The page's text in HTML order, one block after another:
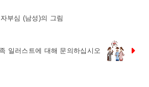
부심 (남성)의 그림
일러스트에 대해 문의하십시오